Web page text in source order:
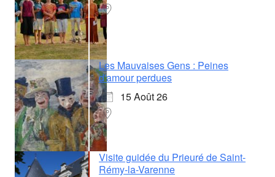
Les Mauvaises Gens : Peines
d'amour perdues
15 Août 26
Visite guidée du Prieuré de Saint-
Rémy-la-Varenne